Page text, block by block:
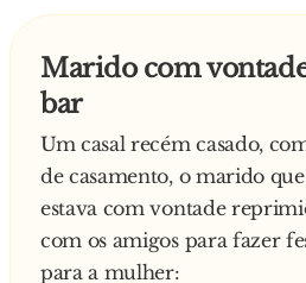
Marido com
bar
Um casal recém casado,
de casamento, o marido
estava com vontade
com os amigos para fazer
para a mulher: